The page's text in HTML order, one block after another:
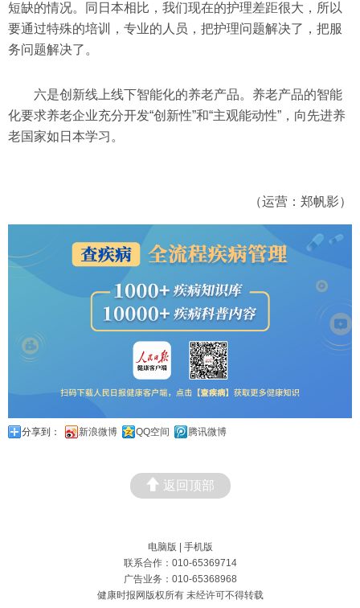
短缺的情况。同日本相比，我们现在的护理差距很大，所以
要通过特殊的培训，专业的人员，把护理问题解决了，把服
务问题解决了。
六是创新线上线下智能化的养老产品。养老产品的智能
化要求养老企业充分开发“创新性”和“主观能动性”，向先进养
老国家如日本学习。
（运营：郑帆影）
分享到： 新浪微博 QQ空间 腾讯微博
返回顶部
电脑版 | 手机版
联系合作：010-65369714
广告业务：010-65368968
健康时报网版权所有 未经许可不得转载